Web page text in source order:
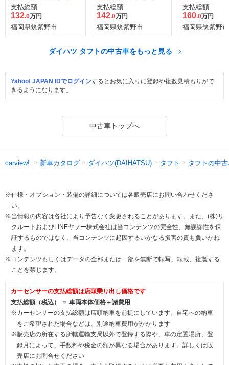
支払総額
132.0万円
福岡県筑紫野市
支払総額
142.0万円
福岡県筑紫野市
支払総額
160.0万円
福岡県筑紫野市
ダイハツ タフトの中古車をもっと見る
Yahoo! JAPAN IDでログインするとお気に入りに登録や複数見積もりがで
きるようになります。
中古車トップへ
carview! 新車カタログ ダイハツ(DAIHATSU) タフト タフトの中
※仕様・オプション・装備の詳細については各販売店にお問い合わせくださ
い。
※当情報の内容は各社により予告なく変更されることがあります。また、(株)リ
クルートおよびLINEヤフー株式会社は当コンテンツの完全性、無誤謬性を保
証するものではなく、当コンテンツに起因するいかなる損害の責も負いかね
ます。
※コンテンツもしくはデータの全部または一部を無断で転写、転載、複製する
ことを禁じます。
カーセンサーの支払総額は店頭乗り出し価格です
支払総額（税込） ＝ 車両本体価格＋諸費用
※カーセンサーの支払総額は店頭納車を前提にしています。自宅への納車
をご希望された場合などは、別途納車費用がかかります
※販売店の所在する所轄運輸支局以外で登録する際や、車の定置場所、登
録月によって、手数料や税金の額が異なる場合があります。詳しくは販
売店にお問合せください